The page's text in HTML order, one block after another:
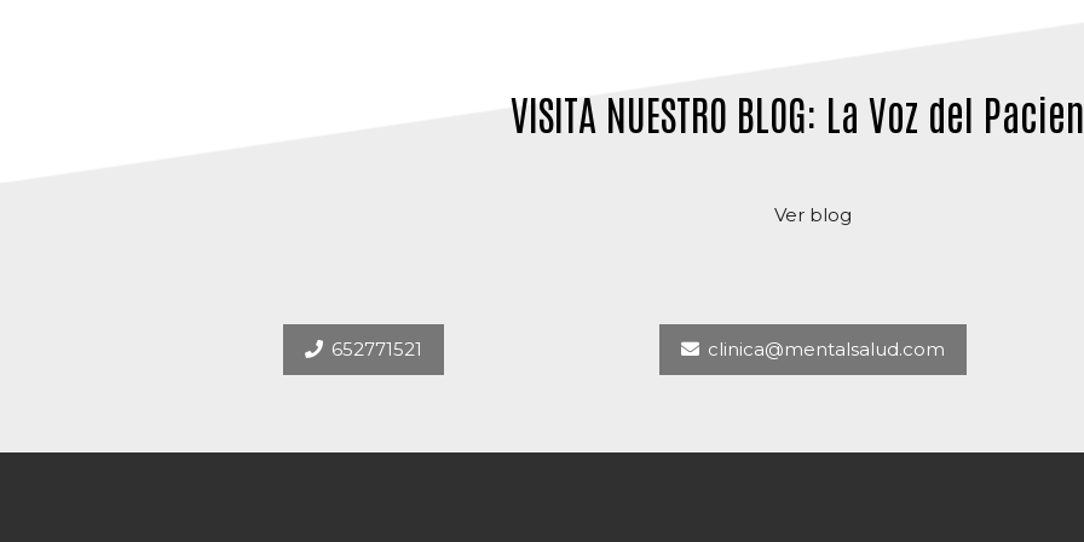
VISITA NUESTRO BLOG: La Voz del
Ver blog
652771521 clinica@mentalsalud.com